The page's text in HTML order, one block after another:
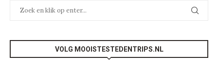
VOLG MOOISTESTEDENTRIPS.NL